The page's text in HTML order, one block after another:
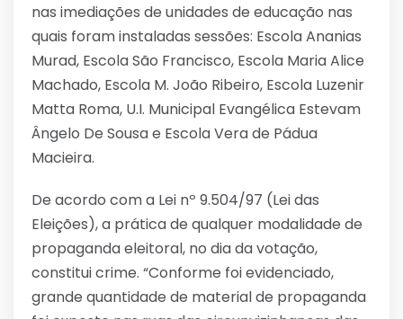
nas imediações de unidades de educação nas
quais foram instaladas sessões: Escola Ananias
Murad, Escola São Francisco, Escola Maria Alice
Machado, Escola M. João Ribeiro, Escola Luzenir
Matta Roma, U.I. Municipal Evangélica Estevam
Ângelo De Sousa e Escola Vera de Pádua
Macieira.
De acordo com a Lei nº 9.504/97 (Lei das
Eleições), a prática de qualquer modalidade de
propaganda eleitoral, no dia da votação,
constitui crime. “Conforme foi evidenciado,
grande quantidade de material de propaganda